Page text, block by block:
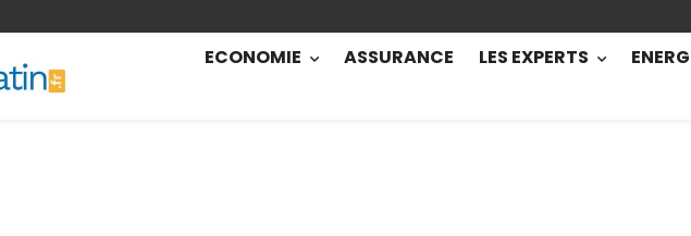
ECONOMIE ASSURANCE LES EXPERTS